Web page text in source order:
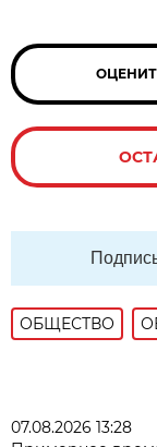
ОБЩЕСТВО
07.08.2026 13:28